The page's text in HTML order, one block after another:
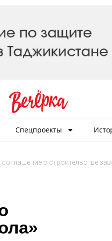
Спецпроекты
о строительстве